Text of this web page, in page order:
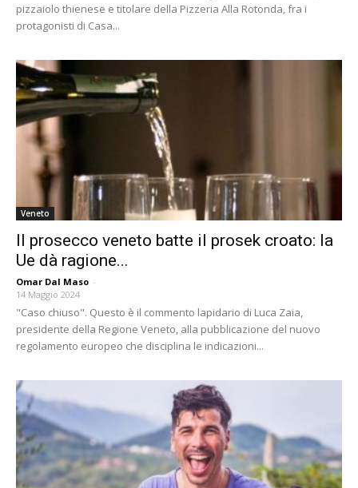
pizzaiolo thienese e titolare della Pizzeria Alla Rotonda, fra i
protagonisti di Casa...
Veneto
Il prosecco veneto batte il prosek croato: la
Ue dà ragione...
Omar Dal Maso -
14 Maggio 2024
"Caso chiuso". Questo è il commento lapidario di Luca Zaia,
presidente della Regione Veneto, alla pubblicazione del nuovo
regolamento europeo che disciplina le indicazioni...